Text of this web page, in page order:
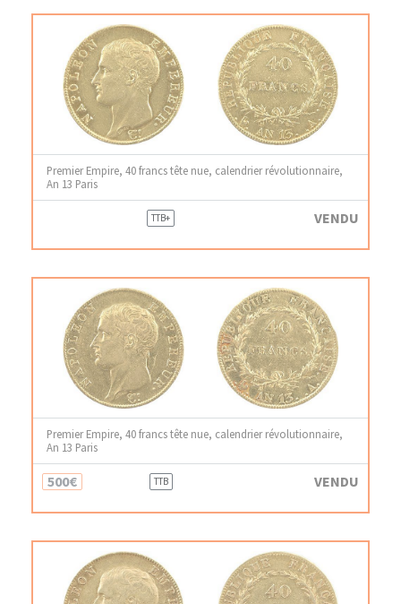
Premier Empire, 40 francs tête nue, calendrier révolutionnaire,
An 13 Paris
TTB+ VENDU
Premier Empire, 40 francs tête nue, calendrier révolutionnaire,
An 13 Paris
500€ TTB VENDU